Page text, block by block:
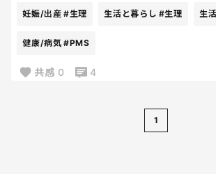
ていて…廊下と玄関に脂が
もう泣きながら拭いたよね。
八つ当たりして、私最悪だよ。
妊娠/出産 #生理 生活と暮らし #生理 生
健康/病気 #PMS
共感 0 4
1